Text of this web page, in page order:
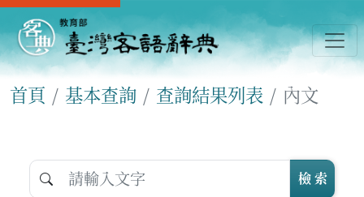
首頁 基本查詢 查詢結果列表 內文
檢 索